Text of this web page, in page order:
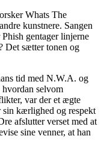
Whats The
kunstnere. Sangen
gentager linjerne
Det sætter tonen og
tid med N.W.A. og
hvordan selvom
var der et ægte
sin kærlighed og respekt
afslutter verset med at
sine venner, at han